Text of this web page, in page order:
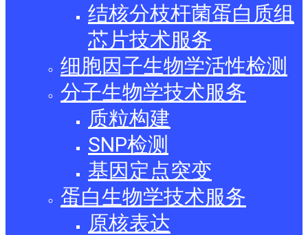
结核分枝杆菌蛋白质组
芯片技术服务
细胞因子生物学活性检测
分子生物学技术服务
质粒构建
SNP检测
基因定点突变
蛋白生物学技术服务
原核表达